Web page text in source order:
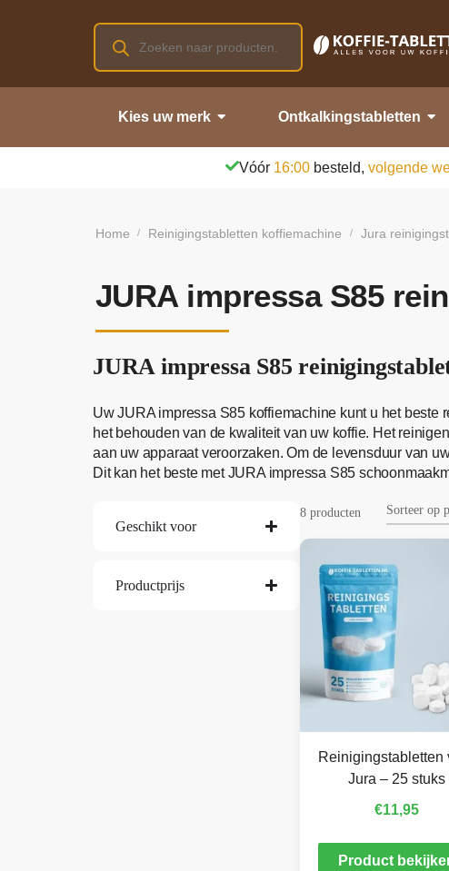
Kies uw merk Ontkalkingstabletten
Vóór 16:00 besteld, volgende
Home / Reinigingstabletten koffiemachine / Jura
JURA impressa S85
JURA impressa S85
Uw JURA impressa S85 koffiemachine kunt u het beste
het behouden van de kwaliteit van uw koffie. Het
aan uw apparaat veroorzaken. Om de levensduur van
Dit kan het beste met JURA impressa S85
Geschikt voor
Productprijs
8 producten
Reinigingstabletten
Jura – 25 stuks
€11,95
Product